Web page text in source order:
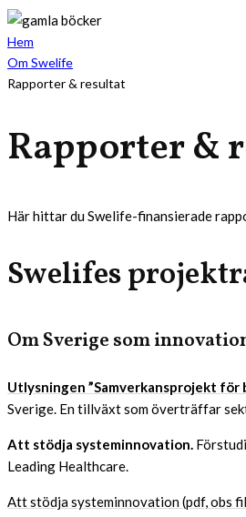
Hem
Om Swelife
Rapporter & resultat
Rapporter &
Här hittar du Swelife-finansierade
Swelifes
Om Sverige som
Utlysningen ”Samverkansprojekt
Sverige. En tillväxt som överträffar
Att stödja systeminnovation.
Leading Healthcare.
Att stödja systeminnovation (pdf, obs